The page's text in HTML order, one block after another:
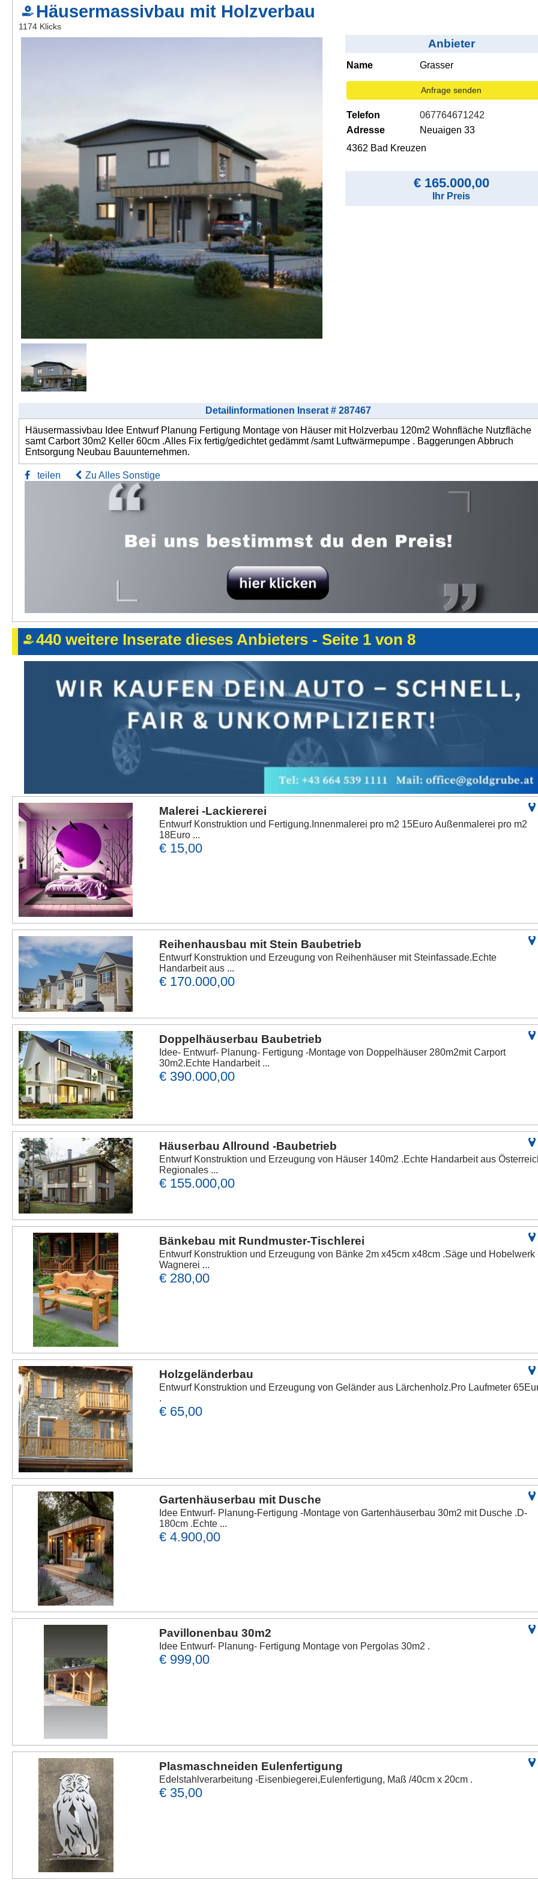
Kontakt
AGB, Nutzungsbedingungen
Häusermassivbau mit Holzverbau
1174 Klicks
Anbieter
Name Grasser
Anfrage senden
Telefon
067764671242
Adresse
Neuaigen 33
4362 Bad Kreuzen
€ 165.000,00
Ihr Preis
Detailinformationen Inserat # 287467
Häusermassivbau Idee Entwurf Planung Fertigung Montage von Häuser mit Holzverbau 120m2 Wohnfläche Nutzfläche
samt Carbort 30m2 Keller 60cm .Alles Fix fertig/gedichtet gedämmt /samt Luftwärmepumpe . Baggerungen Abbruch
Entsorgung Neubau Bauunternehmen.
teilen Zu Alles Sonstige
440 weitere Inserate dieses Anbieters - Seite 1 von 8
Malerei -Lackiererei
Entwurf Konstruktion und Fertigung.Innenmalerei pro m2 15Euro Außenmalerei pro m2
18Euro ...
€ 15,00
Reihenhausbau mit Stein Baubetrieb
Entwurf Konstruktion und Erzeugung von Reihenhäuser mit Steinfassade.Echte
Handarbeit aus ...
€ 170.000,00
Doppelhäuserbau Baubetrieb
Idee- Entwurf- Planung- Fertigung -Montage von Doppelhäuser 280m2mit Carport
30m2.Echte Handarbeit ...
€ 390.000,00
Häuserbau Allround -Baubetrieb
Entwurf Konstruktion und Erzeugung von Häuser 140m2 .Echte Handarbeit aus
Regionales ...
€ 155.000,00
Bänkebau mit Rundmuster-Tischlerei
Entwurf Konstruktion und Erzeugung von Bänke 2m x45cm x48cm .Säge und Hobelwerk
Wagnerei ...
€ 280,00
Holzgeländerbau
Entwurf Konstruktion und Erzeugung von Geländer aus Lärchenholz.Pro Laufmeter
.
€ 65,00
Gartenhäuserbau mit Dusche
Idee Entwurf- Planung-Fertigung -Montage von Gartenhäuserbau 30m2 mit Dusche .D-
180cm .Echte ...
€ 4.900,00
Pavillonenbau 30m2
Idee Entwurf- Planung- Fertigung Montage von Pergolas 30m2 .
€ 999,00
Plasmaschneiden Eulenfertigung
Edelstahlverarbeitung -Eisenbiegerei,Eulenfertigung, Maß /40cm x 20cm .
€ 35,00